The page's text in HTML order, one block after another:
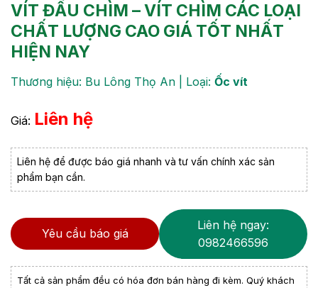
VÍT ĐẦU CHÌM – VÍT CHÌM CÁC LOẠI
CHẤT LƯỢNG CAO GIÁ TỐT NHẤT
HIỆN NAY
Thương hiệu: Bu Lông Thọ An | Loại: Ốc vít
Giá: Liên hệ
Liên hệ để được báo giá nhanh và tư vấn chính xác sản
phẩm bạn cần.
Yêu cầu báo giá
Liên hệ ngay:
0982466596
Tất cả sản phẩm đều có hóa đơn bán hàng đi kèm. Quý khách